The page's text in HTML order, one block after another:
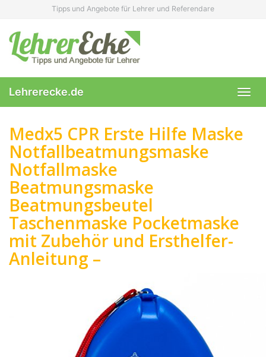
content
Tipps und Angebote für Lehrer und Referendare
Lehrerecke.de
Medx5 CPR Erste Hilfe Maske
Notfallbeatmungsmaske
Notfallmaske
Beatmungsmaske
Beatmungsbeutel
Taschenmaske Pocketmaske
mit Zubehör und Ersthelfer-
Anleitung –